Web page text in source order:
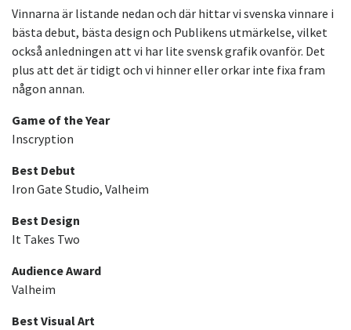
Vinnarna är listande nedan och där hittar vi svenska vinnare i
bästa debut, bästa design och Publikens utmärkelse, vilket
också anledningen att vi har lite svensk grafik ovanför. Det
plus att det är tidigt och vi hinner eller orkar inte fixa fram
någon annan.
Game of the Year
Inscryption
Best Debut
Iron Gate Studio, Valheim
Best Design
It Takes Two
Audience Award
Valheim
Best Visual Art